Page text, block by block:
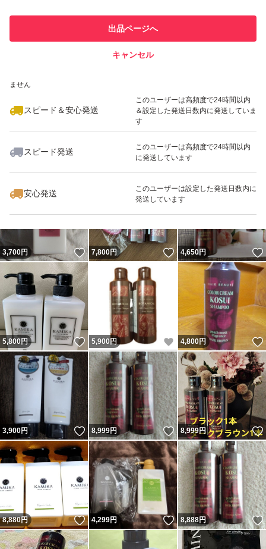
での取引実績があります
ません
スピード＆安心発送
このユーザーは高頻度で24時間以内
＆設定した発送日数内に発送していま
す
スピード発送
このユーザーは高頻度で24時間以内
に発送しています
安心発送
このユーザーは設定した発送日数内に
発送しています
出品ページへ
キャンセル
いいね！
1,499
3,700円 いいね！
7,800円 いいね！
4,650円
5,800円 いいね！
5,900円 いいね！
4,800円
3,900円 いいね！
8,999円 いいね！
8,999円
8,880円 いいね！
4,299円 いいね！
8,888円